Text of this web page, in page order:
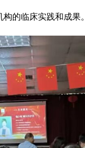
的临床实践和成果。